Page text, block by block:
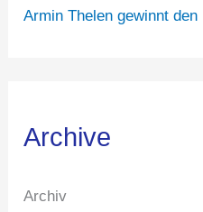
Armin Thelen gewinnt
Archive
Archiv